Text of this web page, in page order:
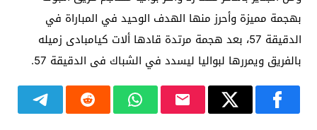
بهجمة مميزة وأحرز منها الهدف الوحيد في المباراة في
الدقيقة 57، بعد هجمة مرتدة قادها ألات كيامبادى زميله
بالفريق ويمررها لبواليا ليسدد في الشباك فى الدقيقة 57.